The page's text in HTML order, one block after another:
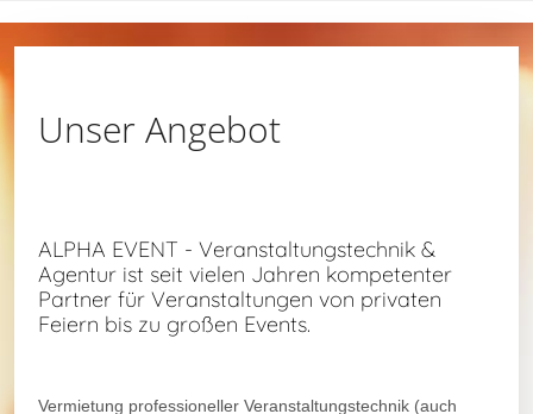
Unser Angebot
ALPHA EVENT - Veranstaltungstechnik &
Agentur ist seit vielen Jahren kompetenter
Partner für Veranstaltungen von privaten
Feiern bis zu großen Events.
Vermietung professioneller Veranstaltungstechnik (auch